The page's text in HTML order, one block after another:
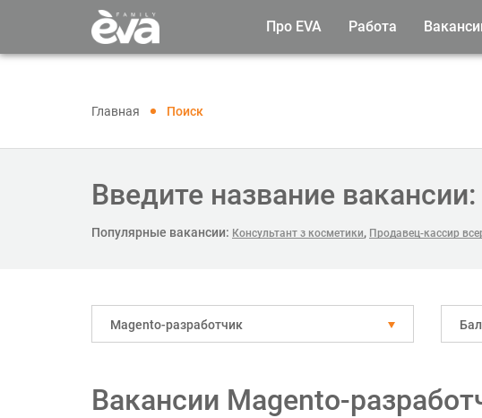
Про EVA Работа
Главная Поиск
Введите название вакансии:
Популярные вакансии: Консультант з косметики, Продавец-кассир
Magento-разработчик
Вакансии Magento-